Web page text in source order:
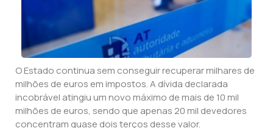
O Estado continua sem conseguir recuperar milhares de
milhões de euros em impostos. A dívida declarada
incobrável atingiu um novo máximo de mais de 10 mil
milhões de euros, sendo que apenas 20 mil devedores
concentram quase dois terços desse valor.